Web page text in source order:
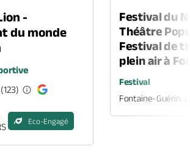
-
du monde
(123)
Eco-Engagé
Festival du
Théâtre
Festival de
plein air à
Festival
Fontaine-Guérin,